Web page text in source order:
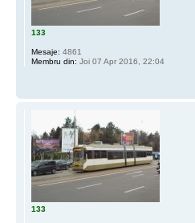
133
Mesaje: 4861
Membru din: Joi 07 Apr 2016, 22:04
133